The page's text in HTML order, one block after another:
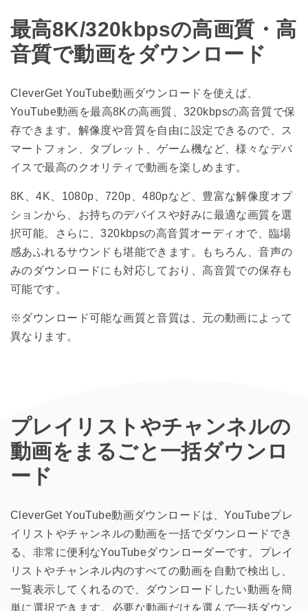
最高8K/320kbpsの高画質・高
音質で動画をダウンロード
CleverGet YouTube動画ダウンロードを使えば、
YouTube動画を最高8Kの高画質、320kbpsの高音質で保
存できます。解像度や音質を自由に設定できるので、ス
マートフォン、タブレット、ゲーム機など、様々なデバ
イスで最高のクオリティで動画を楽しめます。
8K、4K、1080p、720p、480pなど、豊富な解像度オプ
ションから、お持ちのデバイスや好みに最適な画質を選
択可能。さらに、320kbpsの高音質オーディオで、臨場
感あふれるサウンドも堪能できます。もちろん、音声の
みのダウンロードにも対応しており、高音質での保存も
可能です。
※ダウンロード可能な画質と音質は、元の動画によって
異なります。
プレイリストやチャンネルの
動画をまるごと一括ダウンロ
ード
CleverGet YouTube動画ダウンロードは、YouTubeプレ
イリストやチャンネルの動画を一括でダウンロードでき
る、非常に便利なYouTubeダウンローダーです。プレイ
リストやチャンネル内のすべての動画を自動で検出し、
一覧表示してくれるので、ダウンロードしたい動画を簡
単に選択できます。必要な動画だけを選んで一括ダウン